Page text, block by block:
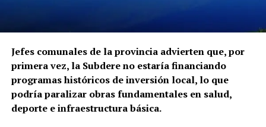
Jefes comunales de la provincia advierten que, por
primera vez, la Subdere no estaría financiando
programas históricos de inversión local, lo que
podría paralizar obras fundamentales en salud,
deporte e infraestructura básica.